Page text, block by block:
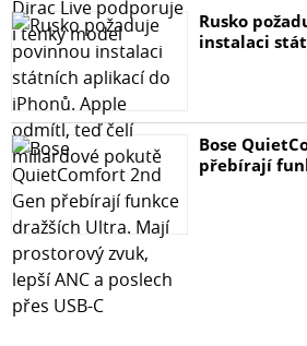
Rusko
instalaci
Bose
přebírají